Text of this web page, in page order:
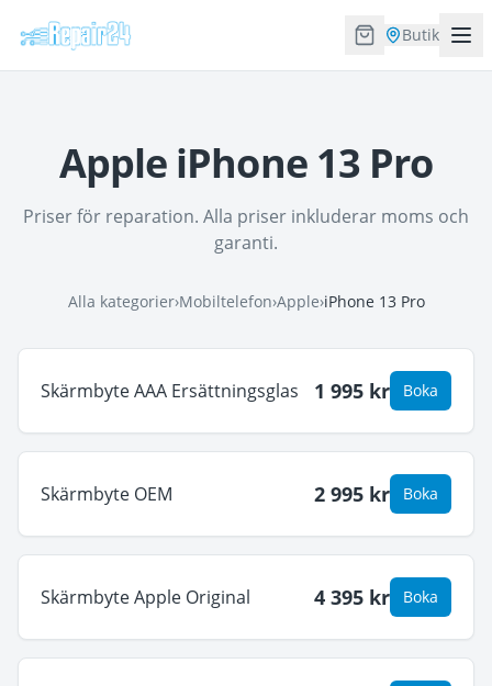
Butik
Apple iPhone 13 Pro
Priser för reparation. Alla priser inkluderar moms och
garanti.
Alla kategorier›Mobiltelefon›Apple›iPhone 13 Pro
Skärmbyte AAA Ersättningsglas 1 995 kr Boka
Skärmbyte OEM 2 995 kr Boka
Skärmbyte Apple Original 4 395 kr Boka